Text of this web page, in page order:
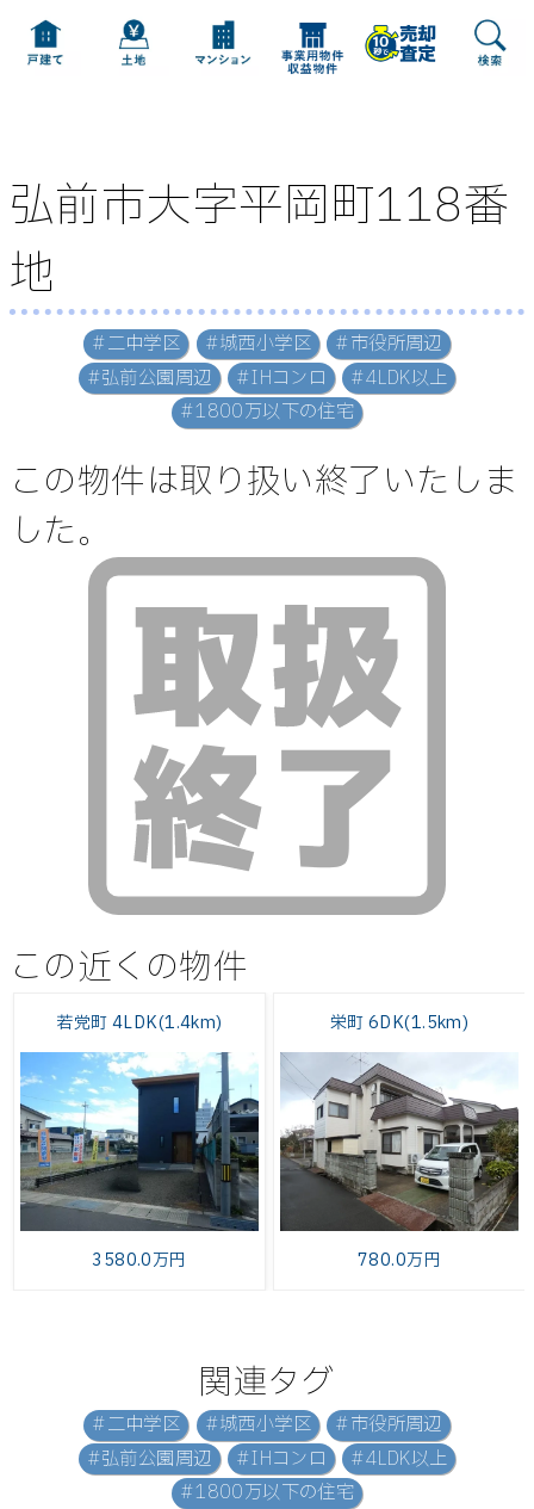
弘前市大字平岡町118番
地
#二中学区 #城西小学区
#市役所周辺
#弘前公園周辺
#IHコンロ
#4LDK以上
#1800万以下の住宅
この物件は取り扱い終了いたしま
した。
この近くの物件
若党町 4LDK(1.4km)
3580.0万円
栄町 6DK(1.5km)
780.0万円
関連タグ
#二中学区 #城西小学区
#市役所周辺
#弘前公園周辺
#IHコンロ
#4LDK以上
#1800万以下の住宅